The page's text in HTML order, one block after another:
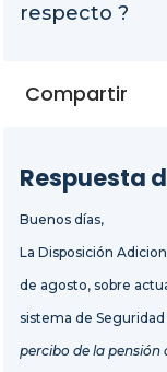
respecto ?
Compartir
Respuesta
Buenos días,
La Disposición
de agosto, sobre
sistema de
percibo de la